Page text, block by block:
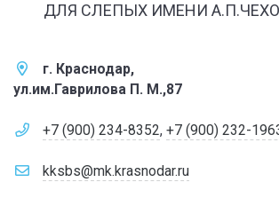
ДЛЯ СЛЕПЫХ ИМЕНИ
г. Краснодар,
ул.им.Гаврилова П. М.,87
+7 (900) 234-8352, +7 (900) 232-
kksbs@mk.krasnodar.ru